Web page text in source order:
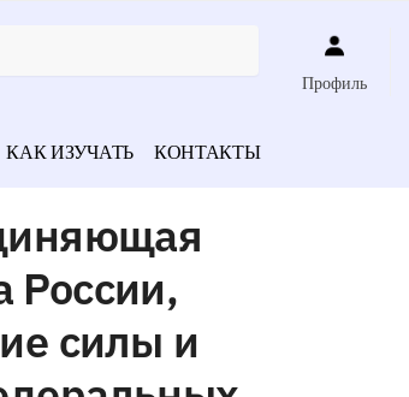
Профиль
КАК ИЗУЧАТЬ КОНТАКТЫ
силы и